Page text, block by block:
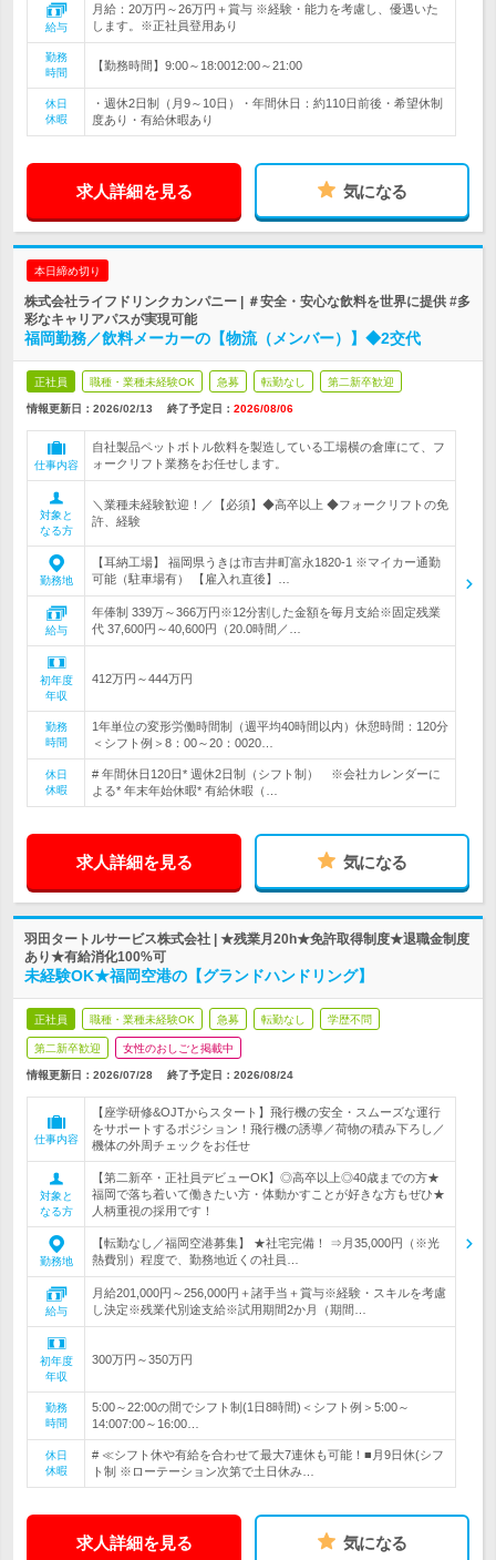
給与
月給：20万円～26万円＋賞与 ※経験・能力を考慮し、優遇いた
します。※正社員登用あり
勤務
時間
【勤務時間】9:00～18:0012:00～21:00
休日
休暇
・週休2日制（月9～10日）・年間休日：約110日前後・希望休制
度あり・有給休暇あり
求人詳細を見る 気になる
本日締め切り
株式会社ライフドリンクカンパニー | ＃安全・安心な飲料を世界に提供 #多
彩なキャリアパスが実現可能
福岡勤務／飲料メーカーの【物流（メンバー）】◆2交代
正社員 職種・業種未経験OK 急募 転勤なし 第二新卒歓迎
情報更新日：2026/02/13 終了予定日： 2026/08/06
仕事内容
自社製品ペットボトル飲料を製造している工場横の倉庫にて、フ
ォークリフト業務をお任せします。
対象と
なる方
＼業種未経験歓迎！／【必須】◆高卒以上 ◆フォークリフトの免
許、経験
勤務地
【耳納工場】 福岡県うきは市吉井町富永1820-1 ※マイカー通勤
可能（駐車場有） 【雇入れ直後】…
給与
年俸制 339万～366万円※12分割した金額を毎月支給※固定残業
代 37,600円～40,600円（20.0時間／…
初年度
年収
412万円～444万円
勤務
時間
1年単位の変形労働時間制（週平均40時間以内）休憩時間：120分
＜シフト例＞8：00～20：0020…
休日
休暇
# 年間休日120日* 週休2日制（シフト制） ※会社カレンダーに
よる* 年末年始休暇* 有給休暇（…
求人詳細を見る 気になる
羽田タートルサービス株式会社 | ★残業月20h★免許取得制度★退職金制度
あり★有給消化100%可
未経験OK★福岡空港の【グランドハンドリング】
正社員 職種・業種未経験OK 急募 転勤なし 学歴不問
第二新卒歓迎 女性のおしごと掲載中
情報更新日：2026/07/28 終了予定日： 2026/08/24
仕事内容
【座学研修&OJTからスタート】飛行機の安全・スムーズな運行
をサポートするポジション！飛行機の誘導／荷物の積み下ろし／
機体の外周チェックをお任せ
対象と
なる方
【第二新卒・正社員デビューOK】◎高卒以上◎40歳までの方★
福岡で落ち着いて働きたい方・体動かすことが好きな方もぜひ★
人柄重視の採用です！
勤務地
【転勤なし／福岡空港募集】 ★社宅完備！ ⇒月35,000円（※光
熱費別）程度で、勤務地近くの社員…
給与
月給201,000円～256,000円＋諸手当＋賞与※経験・スキルを考慮
し決定※残業代別途支給※試用期間2か月（期間…
初年度
年収
300万円～350万円
勤務
時間
5:00～22:00の間でシフト制(1日8時間)＜シフト例＞5:00～
14:007:00～16:00…
休日
休暇
# ≪シフト休や有給を合わせて最大7連休も可能！■月9日休(シフ
ト制 ※ローテーション次第で土日休み…
求人詳細を見る 気になる